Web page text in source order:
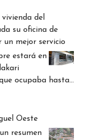
del
su oficina de
un mejor servicio
estará en
ocupaba hasta…
Oeste
resumen